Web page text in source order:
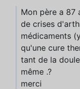
Mon père a 87
de crises
médicaments
qu'une cure
tant de la
même .?
merci